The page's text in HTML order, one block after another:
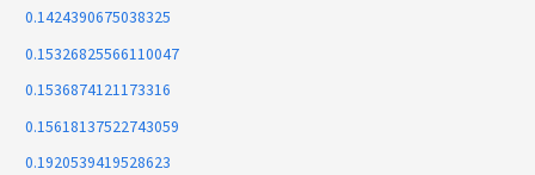
0.1424390675038325
0.15326825566110047
0.1536874121173316
0.15618137522743059
0.1920539419528623